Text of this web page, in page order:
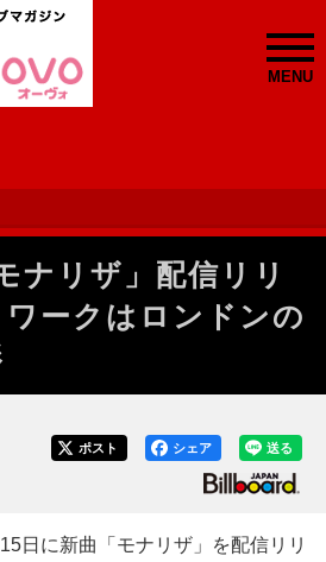
MENU
ナリザ」配信リリ
ークはロンドンの
送る
シェア
ポスト
日に新曲「モナリザ」を配信リリ